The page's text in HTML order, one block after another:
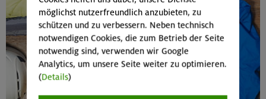
möglichst nutzerfreundlich anzubieten, zu
schützen und zu verbessern. Neben technisch
notwendigen Cookies, die zum Betrieb der Seite
notwendig sind, verwenden wir Google
Analytics, um unsere Seite weiter zu optimieren.
(Details)